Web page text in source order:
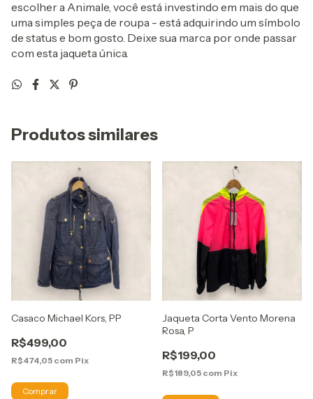
escolher a Animale, você está investindo em mais do que
uma simples peça de roupa - está adquirindo um símbolo
de status e bom gosto. Deixe sua marca por onde passar
com esta jaqueta única.
Produtos similares
Casaco Michael Kors, PP
R$499,00
R$474,05 com Pix
Jaqueta Corta Vento Morena
Rosa, P
R$199,00
R$189,05 com Pix